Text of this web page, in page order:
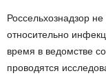
Россельхознадзор
относительно
время в ведомстве
проводятся